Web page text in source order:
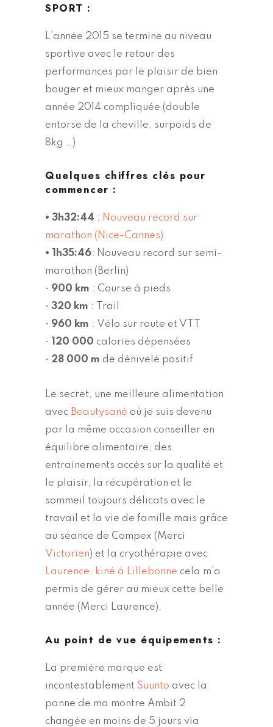
SPORT :
L’année 2015 se termine au niveau
sportive avec le retour des
performances par le plaisir de bien
bouger et mieux manger après une
année 2014 compliquée (double
entorse de la cheville, surpoids de
8kg …)
Quelques chiffres clés pour
commencer :
• 3h32:44 : Nouveau record sur
marathon (Nice-Cannes)
• 1h35:46: Nouveau record sur semi-
marathon (Berlin)
• 900 km : Course à pieds
• 320 km : Trail
• 960 km : Vélo sur route et VTT
•
120 000 calories dépensées
• 28 000 m de dénivelé positif
Le secret, une meilleure alimentation
avec Beautysané où je suis devenu
par la même occasion conseiller en
équilibre alimentaire, des
entrainements accès sur la qualité et
le plaisir, la récupération et le
sommeil toujours délicats avec le
travail et la vie de famille mais grâce
au séance de Compex (Merci
Victorien) et la cryothérapie avec
Laurence, kiné à Lillebonne cela m’a
permis de gérer au mieux cette belle
année (Merci Laurence).
Au point de vue équipements :
La première marque est
incontestablement Suunto avec la
panne de ma montre Ambit 2
changée en moins de 5 jours via